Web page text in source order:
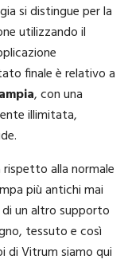
si distingue per la
utilizzando il
finale è relativo a
, con una
illimitata,
alla normale
più antichi mai
un altro supporto
tessuto e così
di Vitrum siamo qui